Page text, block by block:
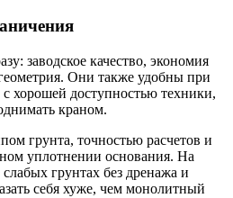
заводское качество, экономия
Они также удобны при
с хорошей доступностью техники,
краном.
грунта, точностью расчетов и
уплотнении основания. На
грунтах без дренажа и
себя хуже, чем монолитный